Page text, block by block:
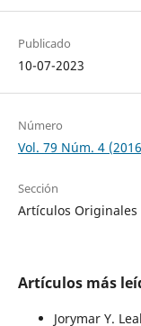
Publicado
10-07-2023
Número
Vol. 79 Núm. 4
Sección
Artículos Originales
Artículos más
Jorymar Y.